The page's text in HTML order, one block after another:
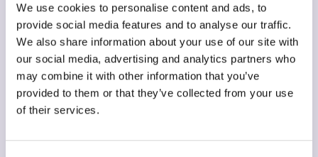
We use cookies to personalise content and ads, to
provide social media features and to analyse our traffic.
We also share information about your use of our site with
our social media, advertising and analytics partners who
may combine it with other information that you’ve
provided to them or that they’ve collected from your use
of their services.
yeterlidir, ek donanım gerekmez.
12 yaşındayız, geç mi kaldık? Hayır. Bu yaşta
başlayan çocuklar blok aşamasını hızlı geçer;
Minecraft Education veya doğrudan Python ile
başlamak bu yaş için verimli bir yoldur.